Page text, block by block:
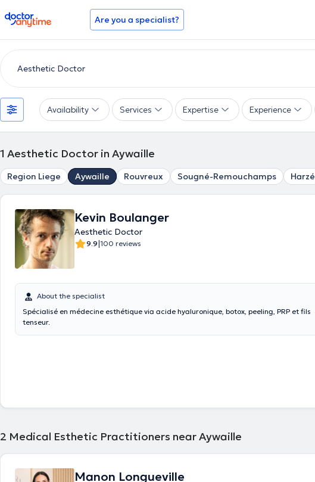
doctoranytime Are you a specialist?
Availability Services Expertise Experience
1 Aesthetic Doctor in Aywaille
Region Liege Aywaille Rouvreux Sougné-Remouchamps Harzé
Kevin Boulanger
Aesthetic Doctor
9.9|100 reviews
About the specialist
Spécialisé en médecine esthétique via acide hyaluronique, botox, peeling, PRP et fils
tenseur.
2 Medical Esthetic Practitioners near Aywaille
Manon Longueville